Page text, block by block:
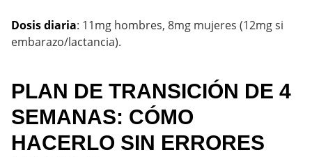
Dosis diaria: 11mg hombres, 8mg mujeres (12mg si
embarazo/lactancia).
PLAN DE TRANSICIÓN DE 4
SEMANAS: CÓMO
HACERLO SIN ERRORES